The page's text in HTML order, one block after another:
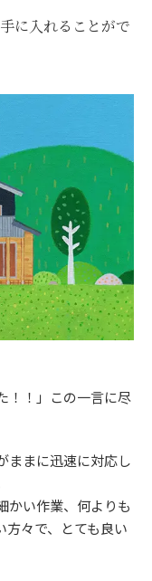
に入れることがで
！！」この一言に尽
ままに迅速に対応し
かい作業、何よりも
方々で、とても良い